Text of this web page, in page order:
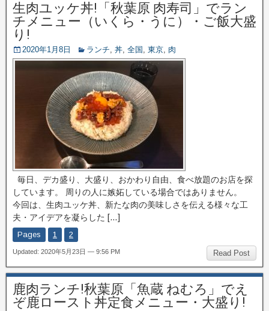
生肉ユッケ丼!「秋葉原 肉寿司」でラン
チメニュー（いくら・うに）・ご飯大盛
り!
2020年1月8日 ランチ, 丼, 全国 , 東京, 肉
毎日、デカ盛り、大盛り、おかわり自由、食べ放題のお店を探
しています。 周りの人に嫉妬している場合ではありません。
今回は、生肉ユッケ丼、新たな肉の美味しさを伝える様々な工
夫・アイデアを凝らした […]
Pages 1 2
Read Post
Updated: 2020年5月23日 — 9:56 PM
鹿肉ランチ!秋葉原「魚蔵 ねむろ」でえ
ぞ鹿ロースト丼定食メニュー・大盛り!